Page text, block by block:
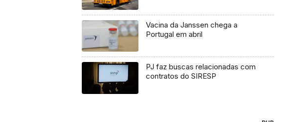
Vacina da Janssen chega a
Portugal em abril
PJ faz buscas relacionadas com
contratos do SIRESP